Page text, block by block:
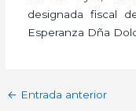
designada fiscal
Esperanza Dña
← Entrada anterior